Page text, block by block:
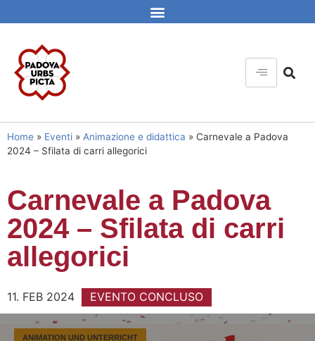
Home » Eventi » Animazione e didattica » Carnevale a Padova
2024 – Sfilata di carri allegorici
Carnevale a Padova
2024 – Sfilata di carri
allegorici
11. FEB 2024 EVENTO CONCLUSO
ANIMATION UND UNTERRICHT